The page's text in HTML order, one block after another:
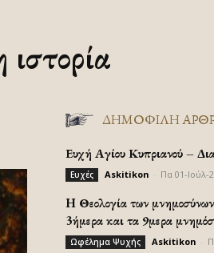
ΔΗΜΟΦΙΛΗ
Ευχή Αγίου Κυπριανού –
Ευχές Askitikon Πα 01-Ιούλ-
H Θεολογία των
3ήμερα και τα 9μερα
Ωφέλημα Ψυχής Askitikon